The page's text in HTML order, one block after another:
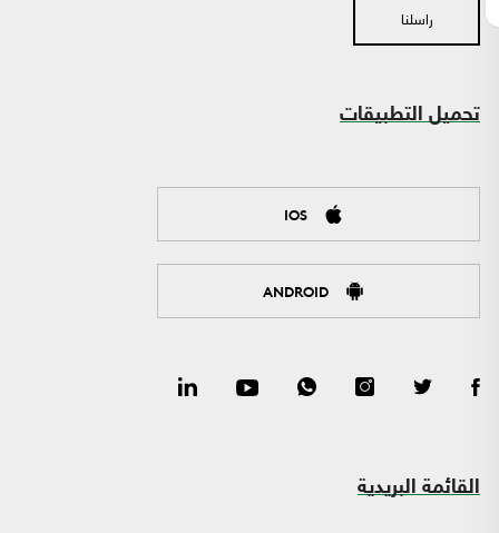
راسلنا
تحميل التطبيقات
IOS
ANDROID
القائمة البريدية